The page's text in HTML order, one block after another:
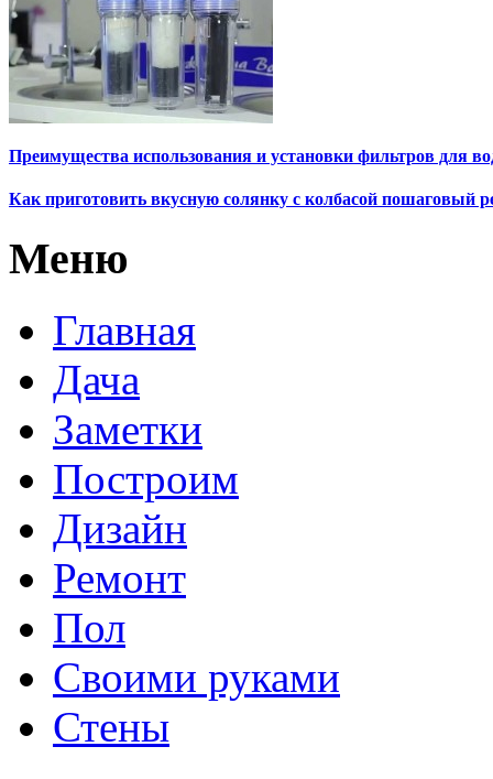
Преимущества использования и установки фильтров для
Как приготовить вкусную солянку с колбасой пошаговый
Меню
Главная
Дача
Заметки
Построим
Дизайн
Ремонт
Пол
Своими руками
Стены